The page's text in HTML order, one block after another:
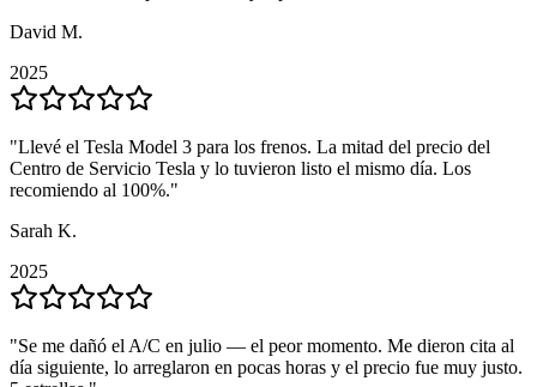
David M.
2025
"Llevé el Tesla Model 3 para los frenos. La mitad del precio del
Centro de Servicio Tesla y lo tuvieron listo el mismo día. Los
recomiendo al 100%."
Sarah K.
2025
"Se me dañó el A/C en julio — el peor momento. Me dieron cita al
día siguiente, lo arreglaron en pocas horas y el precio fue muy justo.
David M.
2025
"Llevé el Tesla Model 3 para los frenos. La mitad del precio del
Centro de Servicio Tesla y lo tuvieron listo el mismo día. Los
recomiendo al 100%."
Sarah K.
2025
"Se me dañó el A/C en julio — el peor momento. Me dieron cita al
día siguiente, lo arreglaron en pocas horas y el precio fue muy justo.